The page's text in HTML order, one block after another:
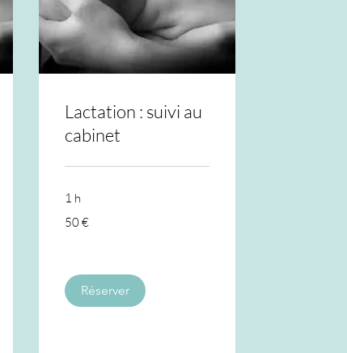
Lactation : suivi au
cabinet
1 h
euros
50 €
Réserver